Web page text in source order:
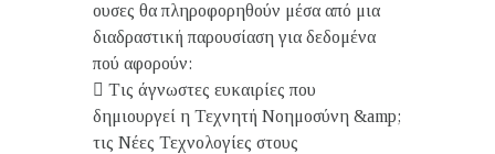
ουσες θα πληροφορηθούν μέσα από μια
διαδραστική παρουσίαση για δεδομένα
πού αφορούν:
 Tις άγνωστες ευκαιρίες που
δημιουργεί η Τεχνητή Νοημοσύνη &amp;
τις Νέες Τεχνολογίες στους